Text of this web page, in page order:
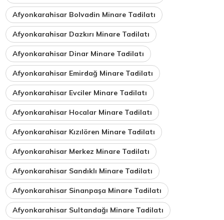
Afyonkarahisar Bolvadin Minare Tadilatı
Afyonkarahisar Dazkırı Minare Tadilatı
Afyonkarahisar Dinar Minare Tadilatı
Afyonkarahisar Emirdağ Minare Tadilatı
Afyonkarahisar Evciler Minare Tadilatı
Afyonkarahisar Hocalar Minare Tadilatı
Afyonkarahisar Kızılören Minare Tadilatı
Afyonkarahisar Merkez Minare Tadilatı
Afyonkarahisar Sandıklı Minare Tadilatı
Afyonkarahisar Sinanpaşa Minare Tadilatı
Afyonkarahisar Sultandağı Minare Tadilatı